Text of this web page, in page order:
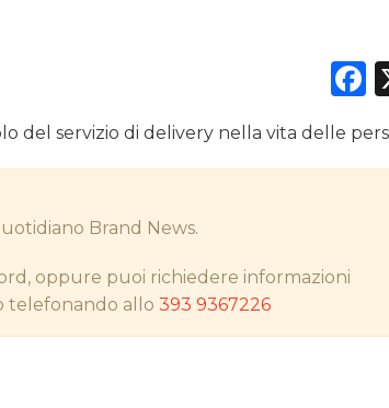
del servizio di delivery nella vita delle
Brand News.
oppure puoi richiedere informazioni
telefonando allo393 9367226